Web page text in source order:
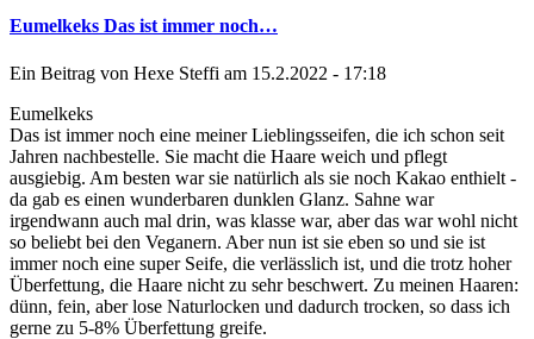
Eumelkeks Das ist immer noch…
Ein Beitrag von Hexe Steffi am 15.2.2022 - 17:18
Eumelkeks
Das ist immer noch eine meiner Lieblingsseifen, die ich schon seit
Jahren nachbestelle. Sie macht die Haare weich und pflegt
ausgiebig. Am besten war sie natürlich als sie noch Kakao enthielt -
da gab es einen wunderbaren dunklen Glanz. Sahne war
irgendwann auch mal drin, was klasse war, aber das war wohl nicht
so beliebt bei den Veganern. Aber nun ist sie eben so und sie ist
immer noch eine super Seife, die verlässlich ist, und die trotz hoher
Überfettung, die Haare nicht zu sehr beschwert. Zu meinen Haaren:
dünn, fein, aber lose Naturlocken und dadurch trocken, so dass ich
gerne zu 5-8% Überfettung greife.